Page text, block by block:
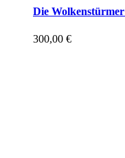
Die
300,00 €